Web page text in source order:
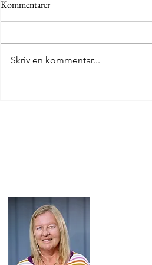
Fire årtier som bladsmører
Kommentarer
Skriv en kommentar...